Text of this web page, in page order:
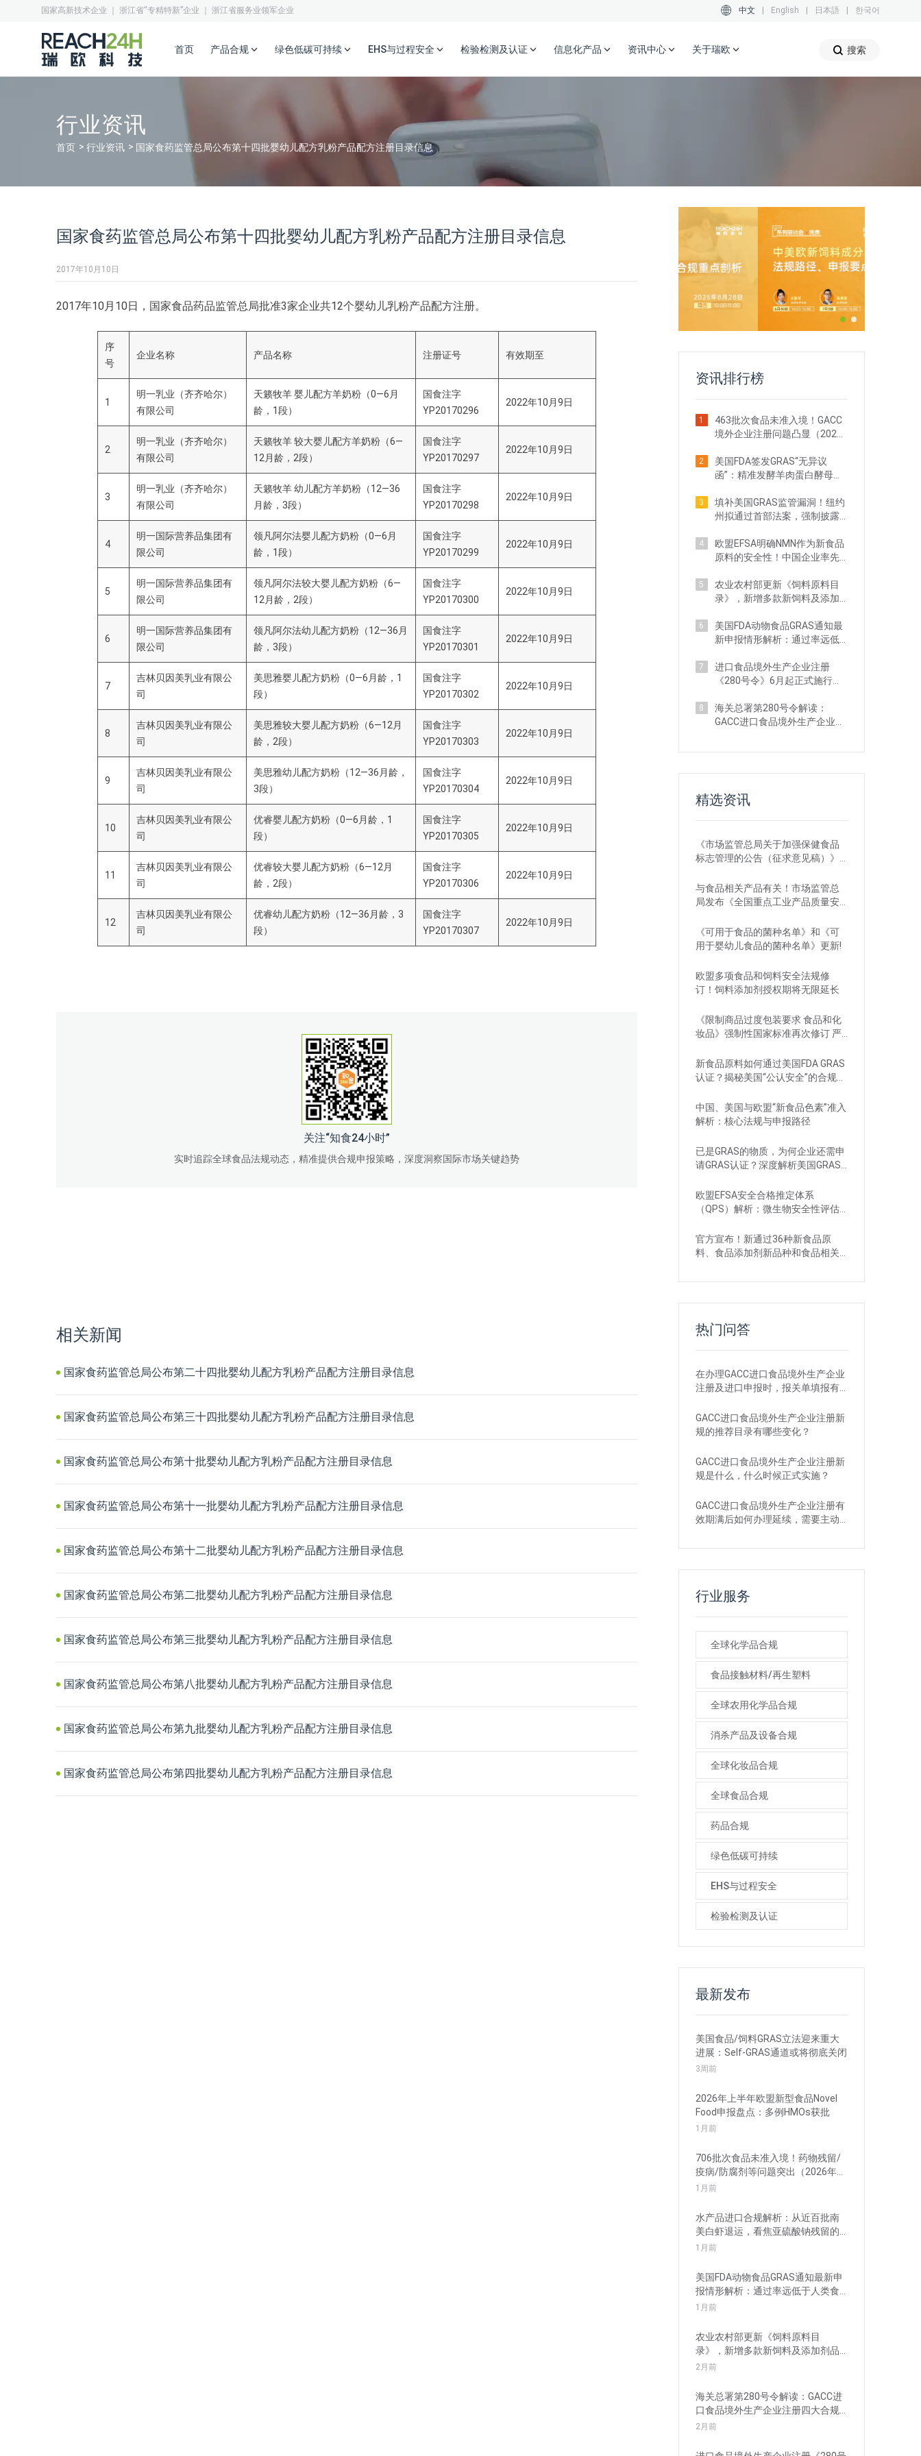
国家高新技术企业 ｜ 浙江省“专精特新”企业 ｜ 浙江省服务业领军企业 中文 English 日本語 한국어
首页 产品合规 绿色低碳可持续 EHS与过程安全 检验检测及认证 信息化产品 资讯中心 关于瑞欧 搜索
行业资讯
首页 行业资讯 国家食药监管总局公布第十四批婴幼儿配方乳粉产品配方注册目录信息
国家食药监管总局公布第十四批婴幼儿配方乳粉产品配方注册目录信息
2017年10月10日
2017年10月10日，国家食品药品监管总局批准3家企业共12个婴幼儿乳粉产品配方注册。
序
号
企业名称 产品名称 注册证号 有效期至
1
明一乳业（齐齐哈尔）
有限公司
天籁牧羊 婴儿配方羊奶粉（0—6月
龄，1段）
国食注字
YP20170296
2022年10月9日
2
明一乳业（齐齐哈尔）
有限公司
天籁牧羊 较大婴儿配方羊奶粉（6—
12月龄，2段）
国食注字
YP20170297
2022年10月9日
3
明一乳业（齐齐哈尔）
有限公司
天籁牧羊 幼儿配方羊奶粉（12—36
月龄，3段）
国食注字
YP20170298
2022年10月9日
4
明一国际营养品集团有
限公司
领凡阿尔法婴儿配方奶粉（0—6月
龄，1段）
国食注字
YP20170299
2022年10月9日
5
明一国际营养品集团有
限公司
领凡阿尔法较大婴儿配方奶粉（6—
12月龄，2段）
国食注字
YP20170300
2022年10月9日
6
明一国际营养品集团有
限公司
领凡阿尔法幼儿配方奶粉（12—36月
龄，3段）
国食注字
YP20170301
2022年10月9日
7
吉林贝因美乳业有限公
司
美思雅婴儿配方奶粉（0—6月龄，1
段）
国食注字
YP20170302
2022年10月9日
8
吉林贝因美乳业有限公
司
美思雅较大婴儿配方奶粉（6—12月
龄，2段）
国食注字
YP20170303
2022年10月9日
9
吉林贝因美乳业有限公
司
美思雅幼儿配方奶粉（12—36月龄，
3段）
国食注字
YP20170304
2022年10月9日
10
吉林贝因美乳业有限公
司
优睿婴儿配方奶粉（0—6月龄，1
段）
国食注字
YP20170305
2022年10月9日
11
吉林贝因美乳业有限公
司
优睿较大婴儿配方奶粉（6—12月
龄，2段）
国食注字
YP20170306
2022年10月9日
12
吉林贝因美乳业有限公
司
优睿幼儿配方奶粉（12—36月龄，3
段）
国食注字
YP20170307
2022年10月9日
关注“知食24小时”
实时追踪全球食品法规动态，精准提供合规申报策略，深度洞察国际市场关键趋势
相关新闻
国家食药监管总局公布第二十四批婴幼儿配方乳粉产品配方注册目录信息
国家食药监管总局公布第三十四批婴幼儿配方乳粉产品配方注册目录信息
国家食药监管总局公布第十批婴幼儿配方乳粉产品配方注册目录信息
国家食药监管总局公布第十一批婴幼儿配方乳粉产品配方注册目录信息
国家食药监管总局公布第十二批婴幼儿配方乳粉产品配方注册目录信息
国家食药监管总局公布第二批婴幼儿配方乳粉产品配方注册目录信息
国家食药监管总局公布第三批婴幼儿配方乳粉产品配方注册目录信息
国家食药监管总局公布第八批婴幼儿配方乳粉产品配方注册目录信息
国家食药监管总局公布第九批婴幼儿配方乳粉产品配方注册目录信息
国家食药监管总局公布第四批婴幼儿配方乳粉产品配方注册目录信息
资讯排行榜
1
463批次食品未准入境！GACC
境外企业注册问题凸显（2026
2
美国FDA签发GRAS“无异议
函”：精准发酵羊肉蛋白酵母获
3
填补美国GRAS监管漏洞！纽约
州拟通过首部法案，强制披露
4
欧盟EFSA明确NMN作为新食品
原料的安全性！中国企业率先
5
农业农村部更新《饲料原料目
录》，新增多款新饲料及添加
6
美国FDA动物食品GRAS通知最
新申报情形解析：通过率远低
7
进口食品境外生产企业注册
《280号令》6月起正式施行：
8
海关总署第280号令解读：
GACC进口食品境外生产企业注
精选资讯
《市场监管总局关于加强保健食品
标志管理的公告（征求意见稿）》
与食品相关产品有关！市场监管总
局发布《全国重点工业产品质量安
《可用于食品的菌种名单》和《可
用于婴幼儿食品的菌种名单》更新!
欧盟多项食品和饲料安全法规修
订！饲料添加剂授权期将无限延长
《限制商品过度包装要求 食品和化
妆品》强制性国家标准再次修订 严
新食品原料如何通过美国FDA GRAS
认证？揭秘美国“公认安全”的合规路
中国、美国与欧盟“新食品色素”准入
解析：核心法规与申报路径
已是GRAS的物质，为何企业还需申
请GRAS认证？深度解析美国GRAS
欧盟EFSA安全合格推定体系
（QPS）解析：微生物安全性评估
官方宣布！新通过36种新食品原
料、食品添加剂新品种和食品相关
热门问答
在办理GACC进口食品境外生产企业
注册及进口申报时，报关单填报有
GACC进口食品境外生产企业注册新
规的推荐目录有哪些变化？
GACC进口食品境外生产企业注册新
规是什么，什么时候正式实施？
GACC进口食品境外生产企业注册有
效期满后如何办理延续，需要主动
行业服务
全球化学品合规
食品接触材料/再生塑料
全球农用化学品合规
消杀产品及设备合规
全球化妆品合规
全球食品合规
药品合规
绿色低碳可持续
EHS与过程安全
检验检测及认证
最新发布
美国食品/饲料GRAS立法迎来重大
进展：Self-GRAS通道或将彻底关闭
3周前
2026年上半年欧盟新型食品Novel
Food申报盘点：多例HMOs获批
1月前
706批次食品未准入境！药物残留/
疫病/防腐剂等问题突出（2026年5
月）
1月前
水产品进口合规解析：从近百批南
美白虾退运，看焦亚硫酸钠残留的
管理要求
1月前
美国FDA动物食品GRAS通知最新申
报情形解析：通过率远低于人类食
品
1月前
农业农村部更新《饲料原料目
录》，新增多款新饲料及添加剂品
种批准申报
2月前
海关总署第280号令解读：GACC进
口食品境外生产企业注册四大合规
风险
2月前